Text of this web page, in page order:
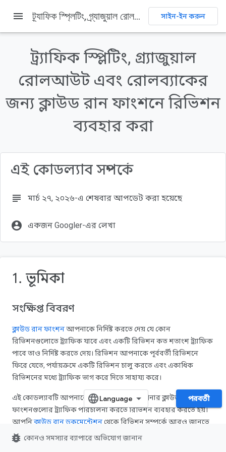
১. ভূমিকা
সংক্ষিপ্ত বিবরণ
আপনি যা শিখবেন
২. সেটআপ এবং প্রয়োজনীয়তা
পূর্বশর্ত
menu ট্র্যাফিক স্প্লিটিং, গ্র্যাজুয়াল রোলআউট এবং রোলব্যাকের জন্য ক্লাউড রান ফাংশনে রিভিশন ব্যবহার করা সাইন-ইন করুন
ট্র্যাফিক স্প্লিটিং, গ্র্যাজুয়াল
রোলআউট এবং রোলব্যাকের
জন্য ক্লাউড রান ফাংশনে রিভিশন
ব্যবহার করা
এই কোডল্যাব সম্পর্কে
subject মার্চ ২৭, ২০২৬-এ শেষবার আপডেট করা হয়েছে
account_circle একজন Googler-এর লেখা
1. ভূমিকা
সংক্ষিপ্ত বিবরণ
ক্লাউড রান ফাংশনআপনাকে নির্দিষ্ট করতে দেয় যে কোন
রিভিশনগুলোতে ট্র্যাফিক যাবে এবং একটি রিভিশন কত শতাংশ ট্র্যাফিক
পাবে তাও নির্দিষ্ট করতে দেয়। রিভিশন আপনাকে পূর্ববর্তী রিভিশনে
ফিরে যেতে, পর্যায়ক্রমে একটি রিভিশন চালু করতে এবং একাধিক
রিভিশনের মধ্যে ট্র্যাফিক ভাগ করে দিতে সাহায্য করে।
এই কোডল্যাবটি আপনাকে দেখাবে কীভাবে আপনার ক্লাউড রান
ফাংশনগুলোর ট্র্যাফিক পরিচালনা করতে রিভিশন ব্যবহার করতে হয়।
আপনিক্লাউড রান ডকুমেন্টেশন থেকে রিভিশন সম্পর্কে আরও জানতে
পারবেন।
পরবর্তী
bug_report কোনও সমস্যার ব্যাপারে অভিযোগ জানান